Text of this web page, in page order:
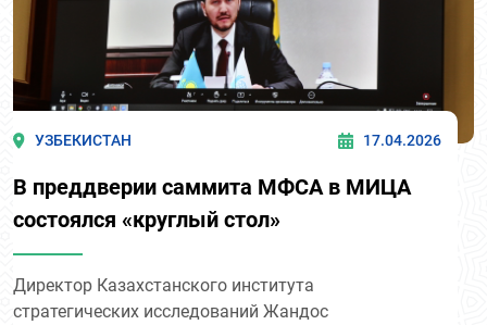
УЗБЕКИСТАН 17.04.2026
В преддверии саммита МФСА в МИЦА
состоялся «круглый стол»
Директор Казахстанского института
стратегических исследований Жандос